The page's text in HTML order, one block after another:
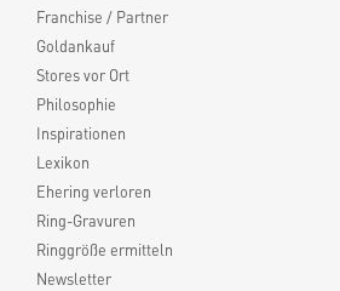
Franchise / Partner
Goldankauf
Stores vor Ort
Philosophie
Inspirationen
Lexikon
Ehering verloren
Ring-Gravuren
Ringgröße ermitteln
Newsletter